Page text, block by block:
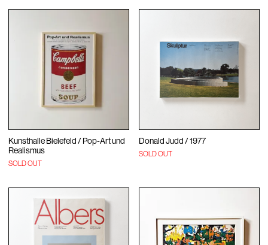
Kunsthalle Bielefeld / Pop-Art und
Realismus
SOLD OUT
Donald Judd / 1977
SOLD OUT